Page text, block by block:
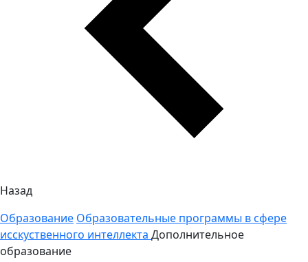
Назад
Образование Образовательные программы в сфере
исскуственного интеллекта Дополнительное
образование